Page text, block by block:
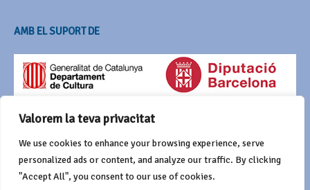
Valorem la teva privacitat
We use cookies to enhance your browsing experience, serve
personalized ads or content, and analyze our traffic. By clicking
"Accept All", you consent to our use of cookies.
AMB EL SUPORT DE